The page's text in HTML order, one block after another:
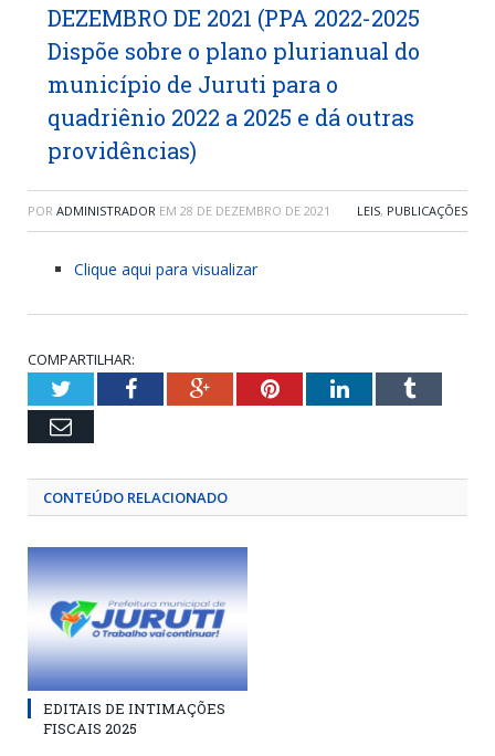
DEZEMBRO DE 2021 (PPA 2022-2025
Dispõe sobre o plano plurianual do
município de Juruti para o
quadriênio 2022 a 2025 e dá outras
providências)
POR ADMINISTRADOR EM 28 DE DEZEMBRO DE 2021 LEIS, PUBLICAÇÕES
Clique aqui para visualizar
COMPARTILHAR:
TwitterFacebookGoogle+PinterestLinkedInTumblr
Email
CONTEÚDO RELACIONADO
EDITAIS DE INTIMAÇÕES
FISCAIS 2025